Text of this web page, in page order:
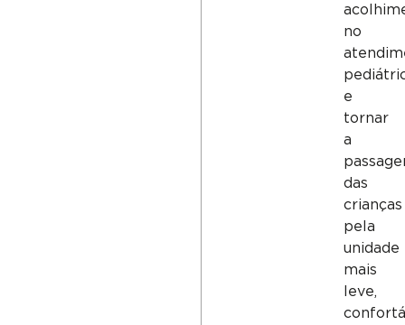
no
e
tornar
a
das
crianças
pela
unidade
mais
leve,